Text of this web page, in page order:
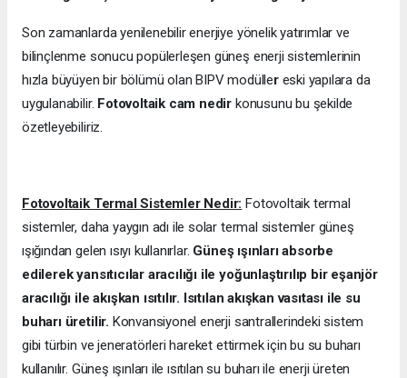
Son zamanlarda yenilenebilir enerjiye yönelik yatırımlar ve
bilinçlenme sonucu popülerleşen güneş enerji sistemlerinin
hızla büyüyen bir bölümü olan BIPV modüller eski yapılara da
uygulanabilir. Fotovoltaik cam nedir konusunu bu şekilde
özetleyebiliriz.
Fotovoltaik Termal Sistemler Nedir: Fotovoltaik termal
sistemler, daha yaygın adı ile solar termal sistemler güneş
ışığından gelen ısıyı kullanırlar. Güneş ışınları absorbe
edilerek yansıtıcılar aracılığı ile yoğunlaştırılıp bir eşanjör
aracılığı ile akışkan ısıtılır. Isıtılan akışkan vasıtası ile su
buharı üretilir. Konvansiyonel enerji santrallerindeki sistem
gibi türbin ve jeneratörleri hareket ettirmek için bu su buharı
kullanılır. Güneş ışınları ile ısıtılan su buharı ile enerji üreten